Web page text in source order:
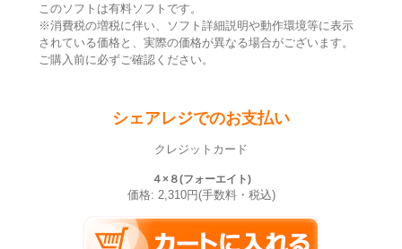
このソフトは有料ソフトです。
※消費税の増税に伴い、ソフト詳細説明や動作環境等に表示
されている価格と、実際の価格が異なる場合がございます。
ご購入前に必ずご確認ください。
シェアレジでのお支払い
クレジットカード
４×８(フォーエイト)
価格: 2,310円(手数料・税込)